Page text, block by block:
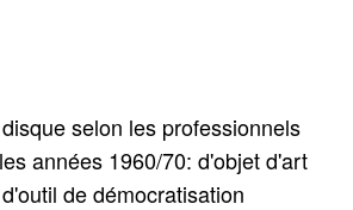
selon les professionnels
années 1960/70: d'objet d'art
de démocratisation